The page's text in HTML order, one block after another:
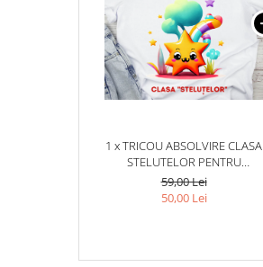
1 x TRICOU ABSOLVIRE CLASA
STELUTELOR PENTRU
EDUCATOARE, ELEVI CLASA 4
SAU GRADINITA ABS10891
59,00 Lei
50,00 Lei